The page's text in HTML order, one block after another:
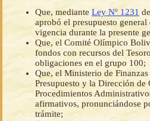
Que, mediante Ley Nº 1231
aprobó el presupuesto
vigencia durante la presente
Que, el Comité Olímpico
fondos con recursos del
obligaciones en el grupo 100;
Que, el Ministerio de
Presupuesto y la Dirección
Procedimientos
afirmativos, pronunciándose
trámite;